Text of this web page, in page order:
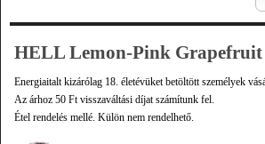
HELL Lemon-Pink Grapefruit
Energiaitalt kizárólag 18. életévüket betöltött személyek
Az árhoz 50 Ft visszaváltási díjat számítunk fel.
Étel rendelés mellé. Külön nem rendelhető.